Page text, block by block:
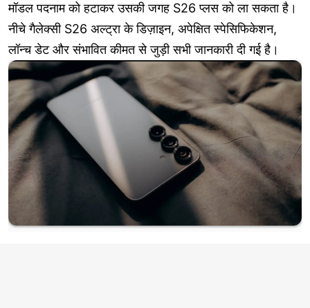
मॉडल पदनाम को हटाकर उसकी जगह S26 प्लस को ला सकता है।
नीचे गैलेक्सी S26 अल्ट्रा के डिज़ाइन, अपेक्षित स्पेसिफिकेशन,
लॉन्च डेट और संभावित कीमत से जुड़ी सभी जानकारी दी गई है।